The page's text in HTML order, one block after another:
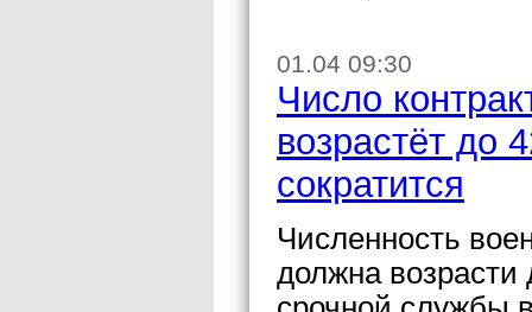
01.04 09:30
Число
возрастёт до
сократится
Численность
должна возрасти